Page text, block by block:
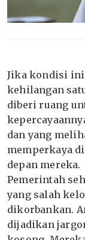
Jika kondisi
kehilangan
diberi ruang
dan yang
memperkaya
depan mereka.
Pemerintah
yang salah
dikorbankan.
dijadikan